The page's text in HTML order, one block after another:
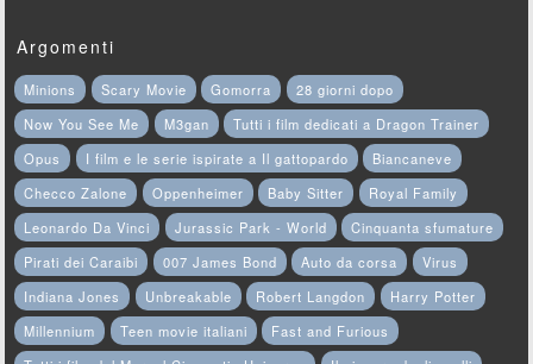
Argomenti
Minions Scary Movie Gomorra
28 giorni dopo
Now You See Me
M3gan
Tutti i film dedicati a Dragon Trainer
Opus
I film e le serie ispirate a Il gattopardo
Biancaneve
Checco Zalone
Oppenheimer Baby Sitter
Royal Family
Leonardo Da Vinci
Jurassic Park - World
Cinquanta sfumature
Pirati dei Caraibi
007 James Bond Auto da corsa
Virus
Indiana Jones
Unbreakable Robert Langdon
Harry Potter
Millennium
Teen movie italiani
Fast and Furious